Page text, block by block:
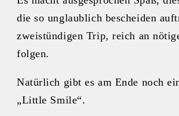
die so unglaublich bescheiden
zweistündigen Trip, reich an
folgen.
Natürlich gibt es am Ende noch
„Little Smile“.